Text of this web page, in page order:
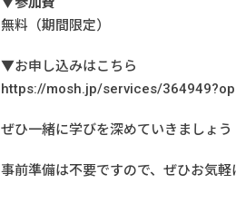
無料（期間限定）
▼お申し込みはこちら
https://mosh.jp/services/
ぜひ一緒に学びを深めていきましょう
事前準備は不要ですので、ぜひお気軽